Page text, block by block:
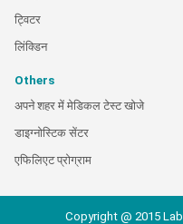
ट्विटर
लिंक्डिन
Others
अपने शहर में मेडिकल टेस्ट खोजे
डाइग्नोस्टिक सेंटर
एफिलिएट प्रोग्राम
Copyright @ 2015